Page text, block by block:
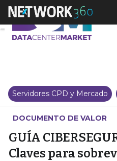
GUÍA
Servidores CPD y Mercado
DOCUMENTO DE VALOR
GUÍA
Claves para